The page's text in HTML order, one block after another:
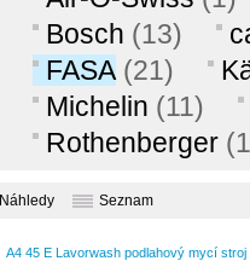
Bosch (13)
FASA (21)
Michelin (11)
Rothenberger
Náhledy Seznam
A4 45 E Lavorwash podlahový mycí stroj